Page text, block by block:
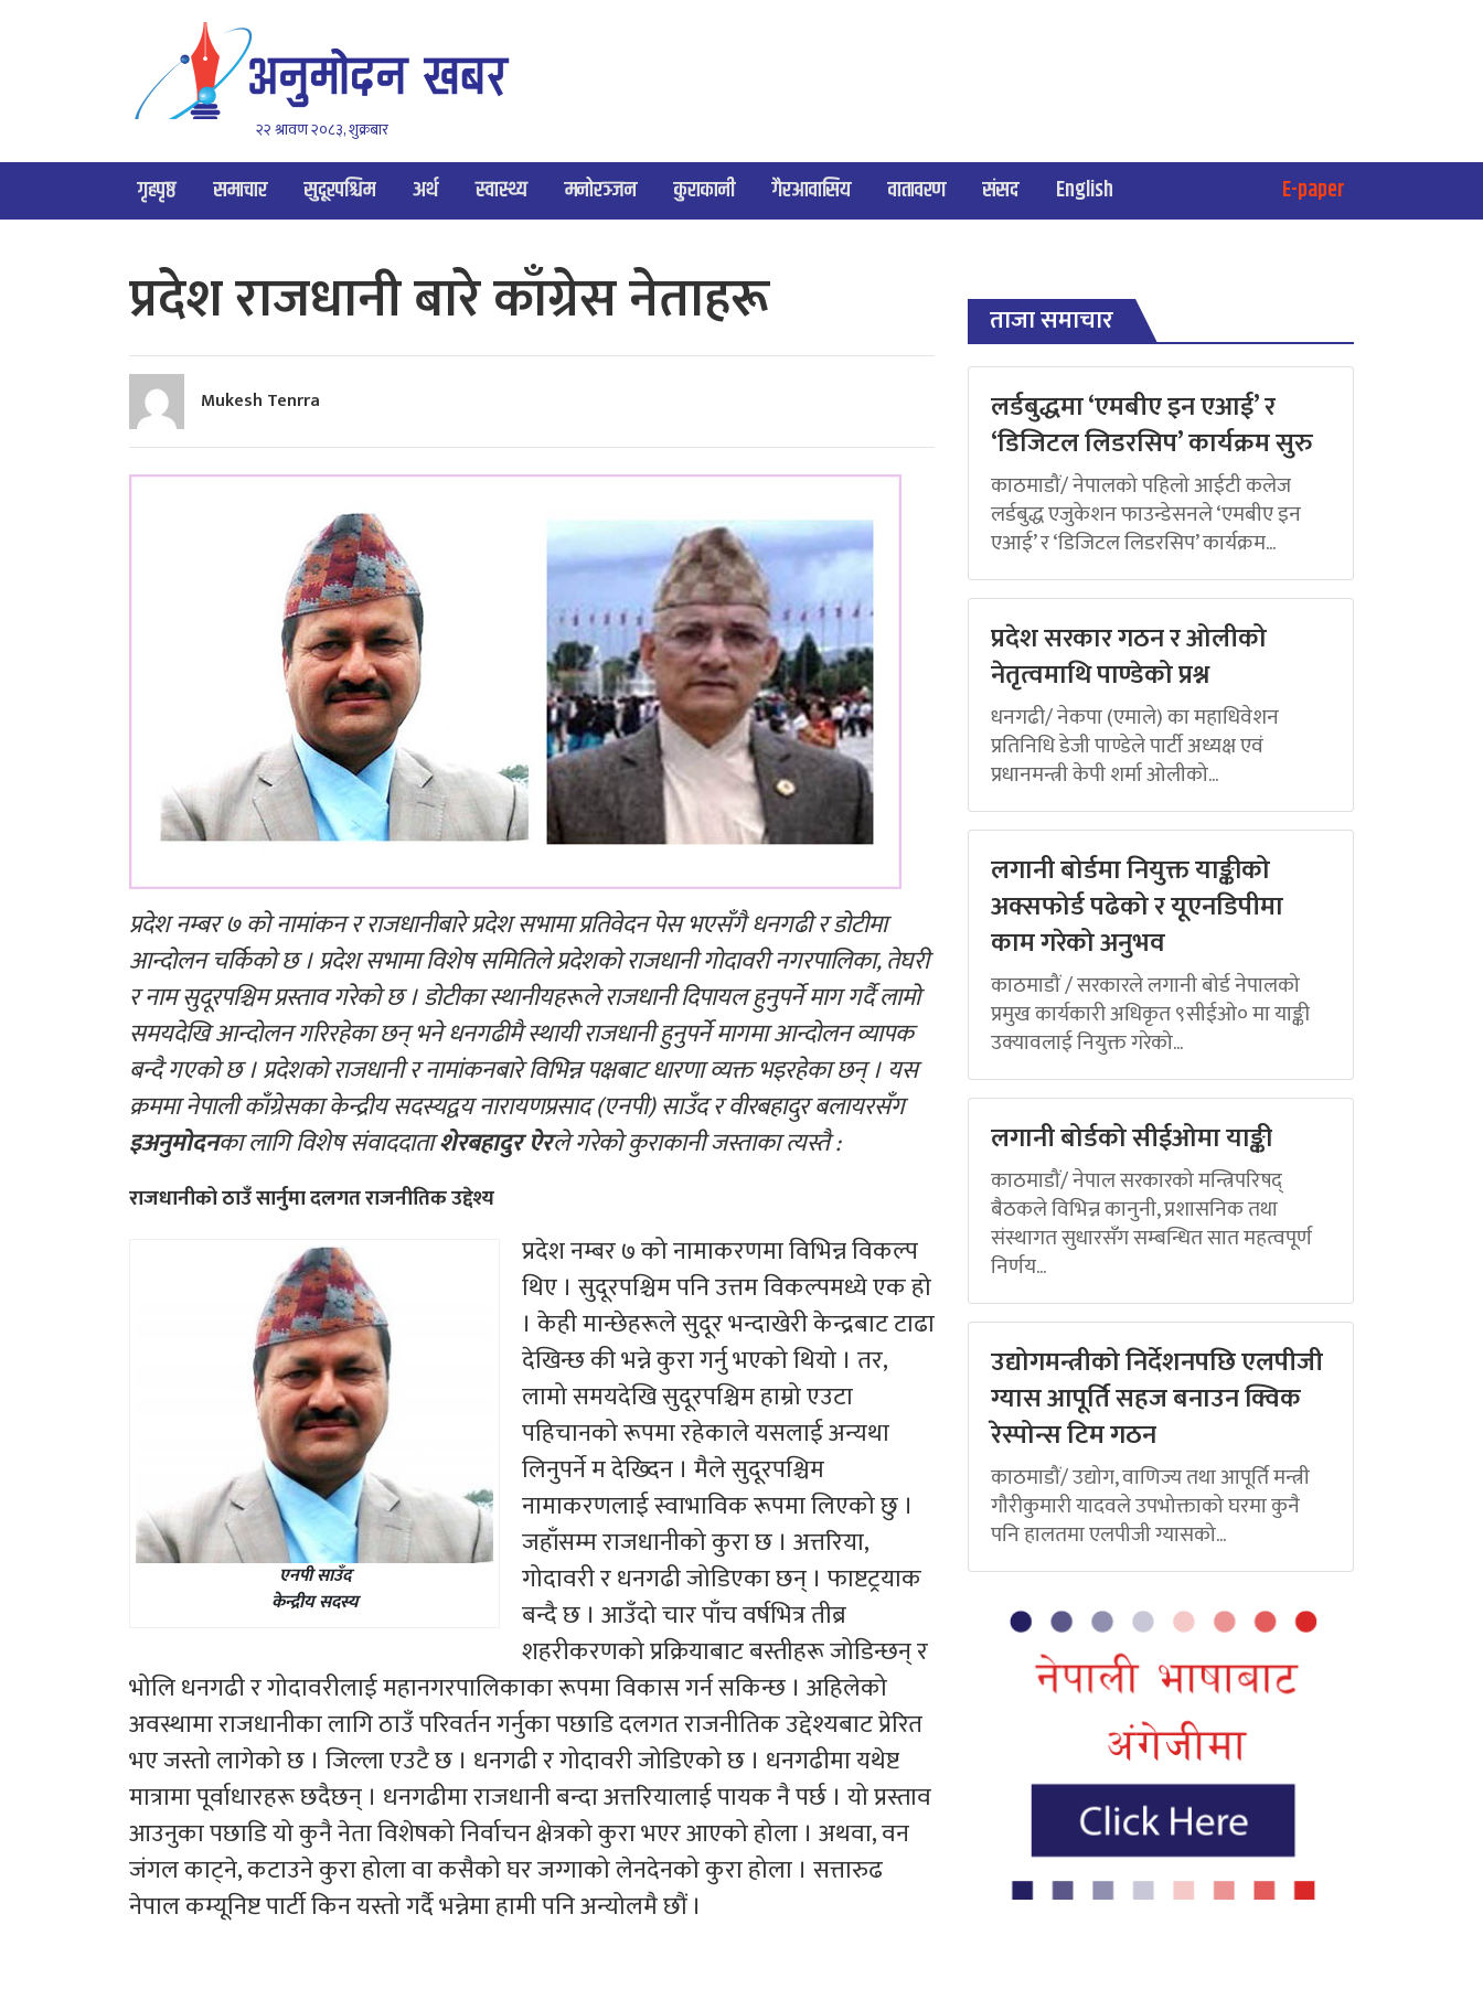
२२ श्रावण २०८३, शुक्रबार
गृहपृष्ठ समाचार सुदूरपश्चिम अर्थ स्वास्थ्य मनोरञ्जन कुराकानी गैरआवासिय वातावरण संसद English E-paper
प्रदेश राजधानी बारे काँग्रेस नेताहरू
Mukesh Tenrra
प्रदेश नम्बर ७ को नामांकन र राजधानीबारे प्रदेश सभामा प्रतिवेदन पेस भएसँगै धनगढी र डोटीमा
आन्दोलन चर्किको छ । प्रदेश सभामा विशेष समितिले प्रदेशको राजधानी गोदावरी नगरपालिका, तेघरी
र नाम सुदूरपश्चिम प्रस्ताव गरेको छ । डोटीका स्थानीयहरूले राजधानी दिपायल हुनुपर्ने माग गर्दै लामो
समयदेखि आन्दोलन गरिरहेका छन् भने धनगढीमै स्थायी राजधानी हुनुपर्ने मागमा आन्दोलन व्यापक
बन्दै गएको छ । प्रदेशको राजधानी र नामांकनबारे विभिन्न पक्षबाट धारणा व्यक्त भइरहेका छन् । यस
क्रममा नेपाली काँग्रेसका केन्द्रीय सदस्यद्वय नारायणप्रसाद (एनपी) साउँद र वीरबहादुर बलायरसँग
इअनुमोदनका लागि विशेष संवाददाताशेरबहादुर ऐरले गरेको कुराकानी जस्ताका त्यस्तै :
राजधानीको ठाउँ सार्नुमा दलगत राजनीतिक उद्देश्य
एनपी साउँद
केन्द्रीय सदस्य
प्रदेश नम्बर ७ को नामाकरणमा विभिन्न विकल्प
थिए । सुदूरपश्चिम पनि उत्तम विकल्पमध्ये एक हो
। केही मान्छेहरूले सुदूर भन्दाखेरी केन्द्रबाट टाढा
देखिन्छ की भन्ने कुरा गर्नु भएको थियो । तर,
लामो समयदेखि सुदूरपश्चिम हाम्रो एउटा
पहिचानको रूपमा रहेकाले यसलाई अन्यथा
लिनुपर्ने म देख्दिन । मैले सुदूरपश्चिम
नामाकरणलाई स्वाभाविक रूपमा लिएको छु ।
जहाँसम्म राजधानीको कुरा छ । अत्तरिया,
गोदावरी र धनगढी जोडिएका छन् । फाष्टट्रयाक
बन्दै छ । आउँदो चार पाँच वर्षभित्र तीब्र
शहरीकरणको प्रक्रियाबाट बस्तीहरू जोडिन्छन् र
भोलि धनगढी र गोदावरीलाई महानगरपालिकाका रूपमा विकास गर्न सकिन्छ । अहिलेको
अवस्थामा राजधानीका लागि ठाउँ परिवर्तन गर्नुका पछाडि दलगत राजनीतिक उद्देश्यबाट प्रेरित
भए जस्तो लागेको छ । जिल्ला एउटै छ । धनगढी र गोदावरी जोडिएको छ । धनगढीमा यथेष्ट
मात्रामा पूर्वाधारहरू छदैछन् । धनगढीमा राजधानी बन्दा अत्तरियालाई पायक नै पर्छ । यो प्रस्ताव
आउनुका पछाडि यो कुनै नेता विशेषको निर्वाचन क्षेत्रको कुरा भएर आएको होला । अथवा, वन
जंगल काट्ने, कटाउने कुरा होला वा कसैको घर जग्गाको लेनदेनको कुरा होला । सत्तारुढ
नेपाल कम्यूनिष्ट पार्टी किन यस्तो गर्दै भन्नेमा हामी पनि अन्योलमै छौं ।
ताजा समाचार
लर्डबुद्धमा ‘एमबीए इन एआई’ र
‘डिजिटल लिडरसिप’ कार्यक्रम सुरु
काठमाडौं/ नेपालको पहिलो आईटी कलेज
लर्डबुद्ध एजुकेशन फाउन्डेसनले ‘एमबीए इन
एआई’ र ‘डिजिटल लिडरसिप’ कार्यक्रम...
प्रदेश सरकार गठन र ओलीको
नेतृत्वमाथि पाण्डेको प्रश्न
धनगढी/ नेकपा (एमाले) का महाधिवेशन
प्रतिनिधि डेजी पाण्डेले पार्टी अध्यक्ष एवं
प्रधानमन्त्री केपी शर्मा ओलीको...
लगानी बोर्डमा नियुक्त याङ्कीको
अक्सफोर्ड पढेको र यूएनडिपीमा
काम गरेको अनुभव
काठमाडौं / सरकारले लगानी बोर्ड नेपालको
प्रमुख कार्यकारी अधिकृत ९सीईओ० मा याङ्की
उक्यावलाई नियुक्त गरेको...
लगानी बोर्डको सीईओमा याङ्की
काठमाडौं/ नेपाल सरकारको मन्त्रिपरिषद्
बैठकले विभिन्न कानुनी, प्रशासनिक तथा
संस्थागत सुधारसँग सम्बन्धित सात महत्वपूर्ण
निर्णय...
उद्योगमन्त्रीको निर्देशनपछि एलपीजी
ग्यास आपूर्ति सहज बनाउन क्विक
रेस्पोन्स टिम गठन
काठमाडौं/ उद्योग, वाणिज्य तथा आपूर्ति मन्त्री
गौरीकुमारी यादवले उपभोक्ताको घरमा कुनै
पनि हालतमा एलपीजी ग्यासको...